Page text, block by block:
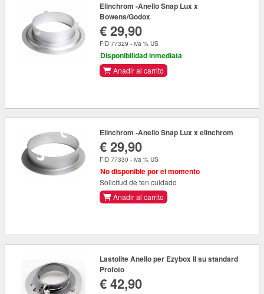
Elinchrom -Anello Snap Lux x
Bowens/Godox
€ 29,90
FID 77329 - iva % US
Disponibilidad inmediata
Anadir al carrito
Elinchrom -Anello Snap Lux x elinchrom
€ 29,90
FID 77330 - iva % US
No disponible por el momento
Solicitud de ten cuidado
Anadir al carrito
Lastolite Anello per Ezybox II su standard
Profoto
€ 42,90